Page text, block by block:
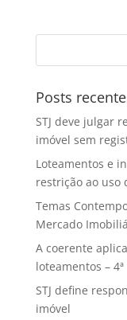
Posts
STJ deve julgar
imóvel sem
Loteamentos e
restrição ao uso
Temas
Mercado
A coerente
loteamentos –
STJ define
imóvel